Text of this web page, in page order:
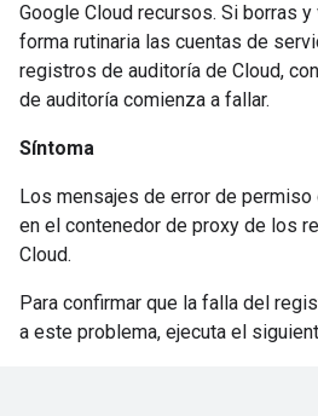
Google Cloud recursos. Si borras
forma rutinaria las cuentas de
registros de auditoría de Cloud,
de auditoría comienza a fallar.
Síntoma
Los mensajes de error de
en el contenedor de proxy de los
Cloud.
Para confirmar que la falla del
a este problema, ejecuta el